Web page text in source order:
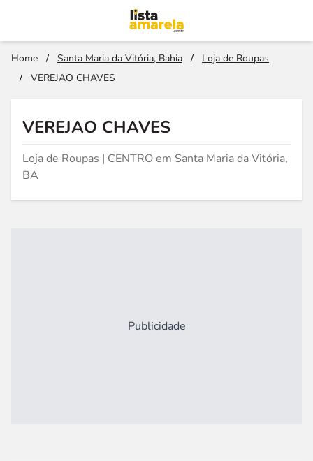
Home / Santa Maria da Vitória, Bahia /
Loja de Roupas
/
VEREJAO CHAVES
VEREJAO CHAVES
Loja de Roupas | CENTRO em Santa Maria da Vitória,
BA
Publicidade